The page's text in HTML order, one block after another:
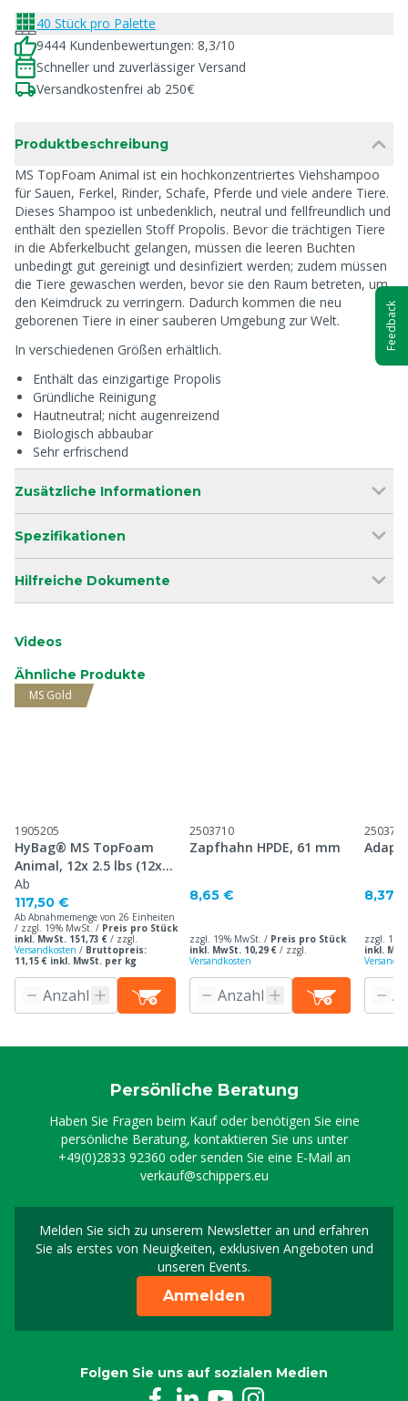
40 Stück pro Palette
9444 Kundenbewertungen: 8,3/10
Schneller und zuverlässiger Versand
Versandkostenfrei ab 250€
Produktbeschreibung
MS TopFoam Animal ist ein hochkonzentriertes Viehshampoo
für Sauen, Ferkel, Rinder, Schafe, Pferde und viele andere Tiere.
Dieses Shampoo ist unbedenklich, neutral und fellfreundlich und
enthält den speziellen Stoff Propolis. Bevor die trächtigen Tiere
in die Abferkelbucht gelangen, müssen die leeren Buchten
unbedingt gut gereinigt und desinfiziert werden; zudem müssen
die Tiere gewaschen werden, bevor sie den Raum betreten, um
den Keimdruck zu verringern. Dadurch kommen die neu
geborenen Tiere in einer sauberen Umgebung zur Welt.
In verschiedenen Größen erhältlich.
Enthält das einzigartige Propolis
Gründliche Reinigung
Hautneutral; nicht augenreizend
Biologisch abbaubar
Sehr erfrischend
Zusätzliche Informationen
Spezifikationen
Hilfreiche Dokumente
Videos
Ähnliche Produkte
MS Gold
1905205
HyBag® MS TopFoam
Animal, 12x 2.5 lbs (12x
1,134 kg) - Tiershampoo
Ab
117,50 €
Ab Abnahmemenge von 26 Einheiten
/ zzgl. 19% MwSt. / Preis pro Stück
inkl. MwSt. 151,73 € / zzgl.
Versandkosten / Bruttopreis:
11,15 € inkl. MwSt. per kg
2503710
Zapfhahn HPDE, 61 mm
8,65 €
zzgl. 19% MwSt. / Preis pro Stück
inkl. MwSt. 10,29 € / zzgl.
Versandkosten
2503752
8,37 €
zzgl.
inkl.
Persönliche Beratung
Haben Sie Fragen beim Kauf oder benötigen Sie eine
persönliche Beratung, kontaktieren Sie uns unter
+49(0)2833 92360 oder senden Sie eine E-Mail an
verkauf@schippers.eu
Melden Sie sich zu unserem Newsletter an und erfahren
Sie als erstes von Neuigkeiten, exklusiven Angeboten und
unseren Events.
Melden Sie sich für
Anmelden
Folgen Sie uns auf sozialen Medien
Feedback